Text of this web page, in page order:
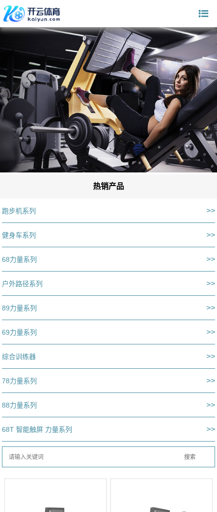
热销产品
跑步机系列 >>
健身车系列 >>
68力量系列 >>
户外路径系列 >>
89力量系列 >>
69力量系列 >>
综合训练器 >>
78力量系列 >>
88力量系列 >>
68T 智能触屏 力量系列 >>